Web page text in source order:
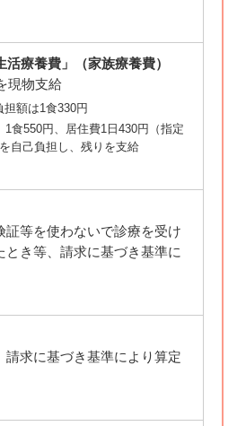
療養費」（家族療養費）
現物支給
額は1食330円
食550円、居住費1日430円（指定
自己負担し、残りを支給
等を使わないで診療を受け
き等、請求に基づき基準に
請求に基づき基準により算定